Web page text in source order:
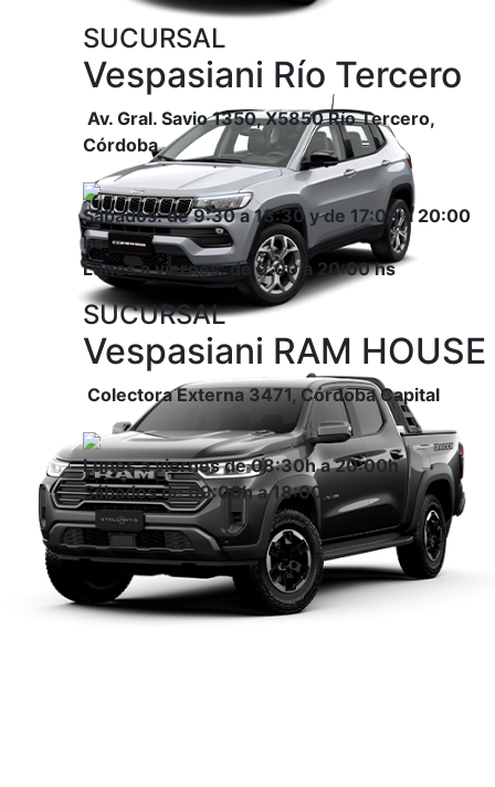
SUCURSAL
Vespasiani Río Tercero
Av. Gral. Savio 1350, X5850 Río Tercero,
Córdoba
Sábados: de 9:30 a 13:30 y de 17:00 a 20:00
hs
Lunes a viernes: de 9:00 a 20:00 hs
SUCURSAL
Vespasiani RAM HOUSE
Colectora Externa 3471, Córdoba Capital
Lunes a viernes de 08:30h a 20:00h
Sábados de 09:00h a 18:00h